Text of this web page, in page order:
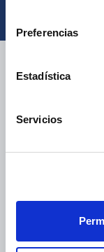
Preferencias
Estadística
Servicios